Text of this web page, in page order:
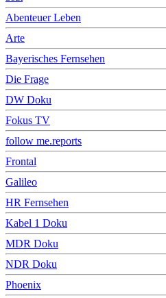
Abenteuer Leben
Arte
Bayerisches Fernsehen
Die Frage
DW Doku
Fokus TV
follow me.reports
Frontal
Galileo
HR Fernsehen
Kabel 1 Doku
MDR Doku
NDR Doku
Phoenix